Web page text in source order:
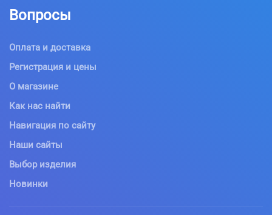
Вопросы
Оплата и доставка
Регистрация и цены
О магазине
Как нас найти
Навигация по сайту
Наши сайты
Выбор изделия
Новинки